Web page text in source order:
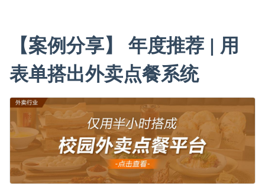
【案例分享】 年度推荐 | 用
表单搭出外卖点餐系统